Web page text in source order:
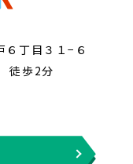
丁目３１−６
徒歩2分